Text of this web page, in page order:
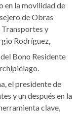
en la movilidad de
de Obras
y
Rodríguez,
Bono Residente
el presidente de
y un después en la
clave,